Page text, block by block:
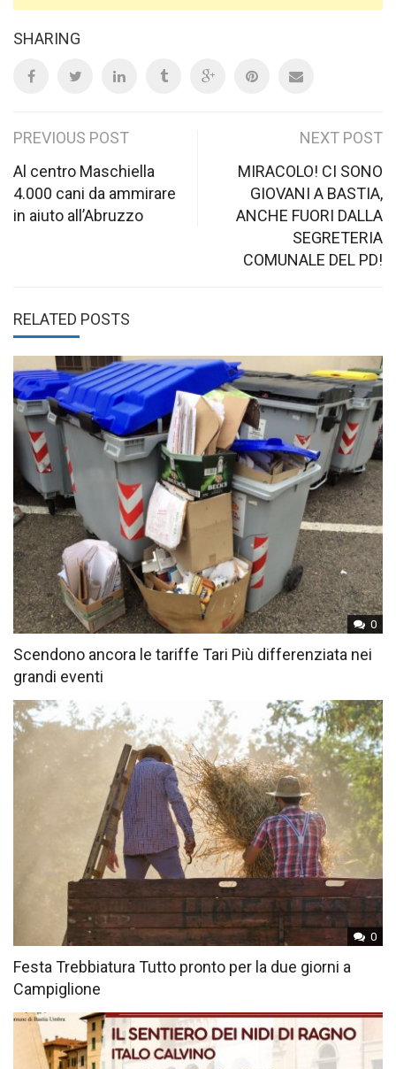
SHARING
Post
navigation
PREVIOUS POST
Al centro Maschiella
4.000 cani da ammirare
in aiuto all’Abruzzo
NEXT POST
MIRACOLO! CI SONO
GIOVANI A BASTIA,
ANCHE FUORI DALLA
SEGRETERIA
COMUNALE DEL PD!
RELATED POSTS
0
Scendono ancora le tariffe Tari Più differenziata nei
grandi eventi
0
Festa Trebbiatura Tutto pronto per la due giorni a
Campiglione